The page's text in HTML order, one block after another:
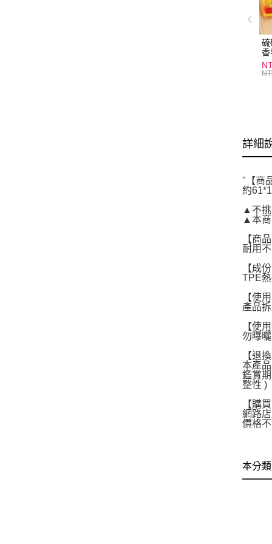
硫
香
護
詳細
"【商
約
▲不
▲本商
【商
耐用
【成
TPE
【使
產品
【使
勿曝
【退
本產
鑑賞
整性 )
【購
網路
價格
本分